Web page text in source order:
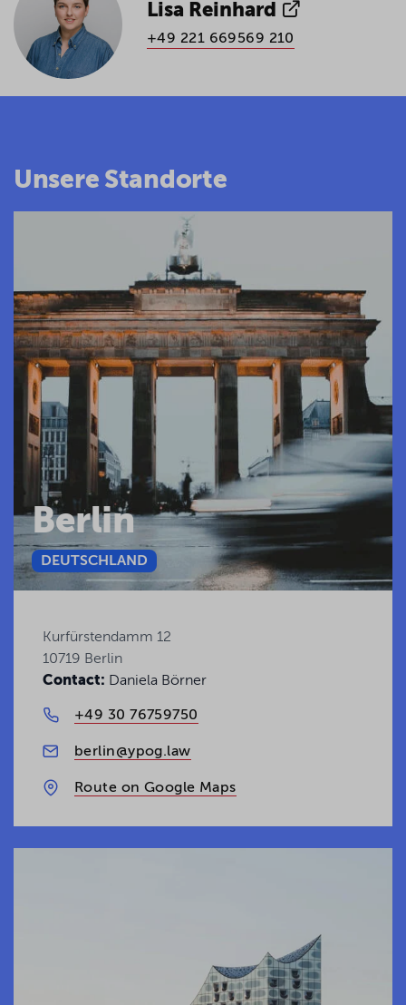
Lisa Reinhard
+49 221 669569 210
Unsere Standorte
Berlin
DEUTSCHLAND
Kurfürstendamm 12
10719 Berlin
Contact: Daniela Börner
+49 30 76759750
berlin@ypog.law
Route on Google Maps